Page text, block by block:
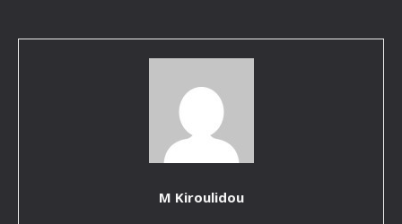
M Kiroulidou